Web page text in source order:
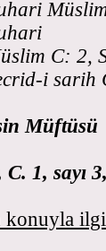
C: 2,
i sarih
Müftüsü
1, sayı
konuyla